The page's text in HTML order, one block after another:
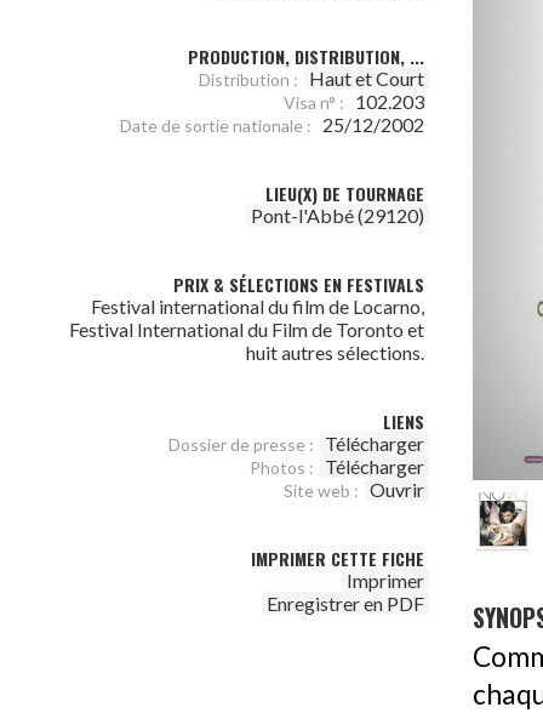
PRODUCTION, DISTRIBUTION, ...
Distribution : Haut et Court
Visa n° : 102.203
Date de sortie nationale : 25/12/2002
LIEU(X) DE TOURNAGE
Pont-l'Abbé (29120)
PRIX & SÉLECTIONS EN FESTIVALS
Festival international du film de Locarno,
Festival International du Film de Toronto et
huit autres sélections.
LIENS
Dossier de presse : Télécharger
Photos : Télécharger
Site web : Ouvrir
IMPRIMER CETTE FICHE
Imprimer
Enregistrer en PDF